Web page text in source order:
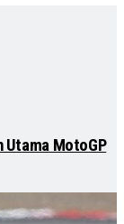
Utama MotoGP